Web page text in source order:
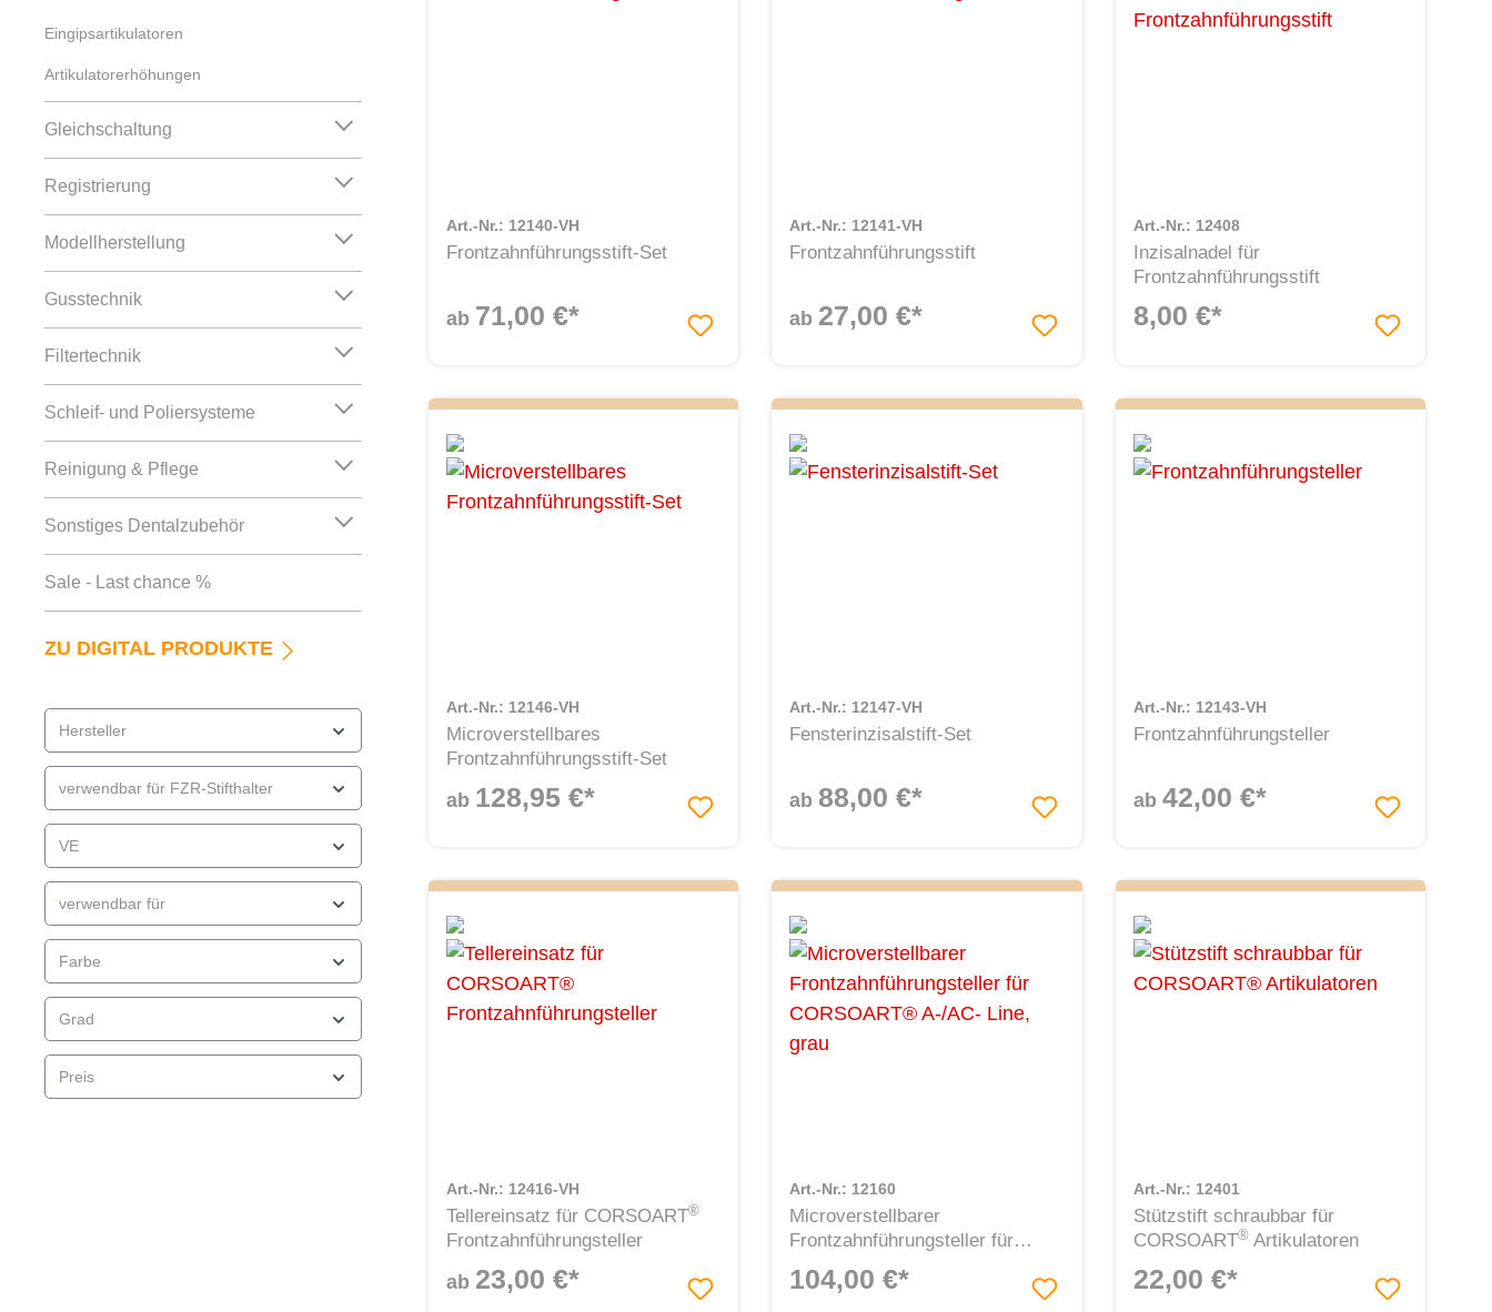
Eingipsartikulatoren
Artikulatorerhöhungen
Gleichschaltung
Registrierung
Modellherstellung
Gusstechnik
Filtertechnik
Schleif- und Poliersysteme
Reinigung & Pflege
Sonstiges Dentalzubehör
Sale - Last chance %
ZU DIGITAL PRODUKTE
Hersteller
verwendbar für FZR-Stifthalter
VE
verwendbar für
Farbe
Grad
Preis
Art.-Nr.: 12140-VH
Frontzahnführungsstift-Set
ab 71,00 €*
Art.-Nr.: 12141-VH
Frontzahnführungsstift
ab 27,00 €*
Art.-Nr.: 12408
Inzisalnadel für
Frontzahnführungsstift
8,00 €*
Art.-Nr.: 12146-VH
Microverstellbares
Frontzahnführungsstift-Set
ab 128,95 €*
Art.-Nr.: 12147-VH
Fensterinzisalstift-Set
ab 88,00 €*
Art.-Nr.: 12143-VH
Frontzahnführungsteller
ab 42,00 €*
Art.-Nr.: 12416-VH
Tellereinsatz für CORSOART®
Frontzahnführungsteller
ab 23,00 €*
Art.-Nr.: 12160
Microverstellbarer
Frontzahnführungsteller für
CORSOART
104,00 €*
Art.-Nr.: 12401
Stützstift schraubbar für
CORSOART®Artikulatoren
22,00 €*